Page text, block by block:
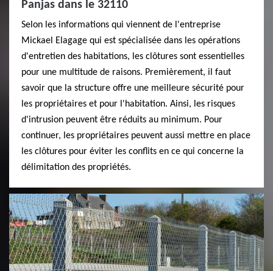
Panjas dans le 32110
Selon les informations qui viennent de l'entreprise
Mickael Elagage qui est spécialisée dans les opérations
d'entretien des habitations, les clôtures sont essentielles
pour une multitude de raisons. Premièrement, il faut
savoir que la structure offre une meilleure sécurité pour
les propriétaires et pour l'habitation. Ainsi, les risques
d'intrusion peuvent être réduits au minimum. Pour
continuer, les propriétaires peuvent aussi mettre en place
les clôtures pour éviter les conflits en ce qui concerne la
délimitation des propriétés.